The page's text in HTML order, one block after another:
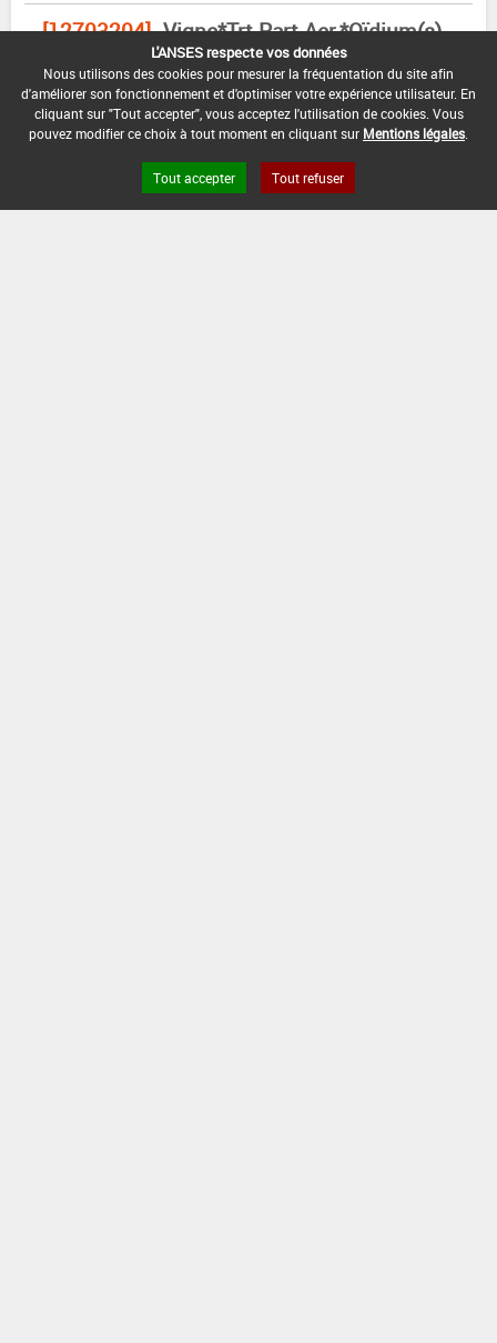
[12703204] Vigne*Trt Part.Aer.*Oïdium(s)
DOSE
MAX
D'EMPLOI
NOMBRE MAX
D'APPLICATION
STADE
D'APPLICATION
DÉLAIS
AVANT
RÉCOLTE
ZNT
AQUATIQUE
(DVP)
Max
: -
L'ANSES respecte vos données
Nous utilisons des cookies pour mesurer la fréquentation du site afin
d'améliorer son fonctionnement et d'optimiser votre expérience utilisateur. En
cliquant sur "Tout accepter", vous acceptez l'utilisation de cookies. Vous
pouvez modifier ce choix à tout moment en cliquant sur Mentions légales
Tout accepter Tout refuser